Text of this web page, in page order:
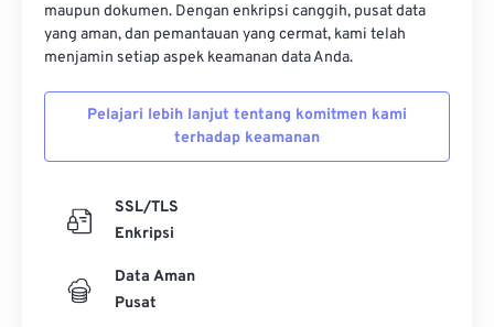
maupun dokumen. Dengan enkripsi canggih, pusat data
yang aman, dan pemantauan yang cermat, kami telah
menjamin setiap aspek keamanan data Anda.
Pelajari lebih lanjut tentang komitmen kami
terhadap keamanan
SSL/TLS
Enkripsi
Data Aman
Pusat